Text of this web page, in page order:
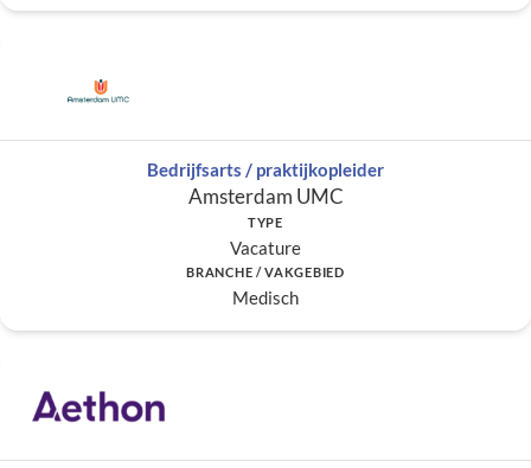
Bedrijfsarts / praktijkopleider
Amsterdam UMC
TYPE
Vacature
BRANCHE / VAKGEBIED
Medisch